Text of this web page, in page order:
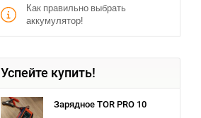
Как правильно выбрать
аккумулятор!
Успейте купить!
Зарядное TOR PRO 10